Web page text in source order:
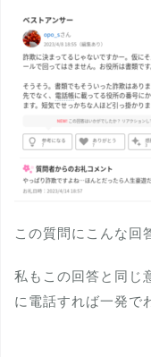
この質問にこんな回
私もこの回答と同じ
に電話すれば一発で